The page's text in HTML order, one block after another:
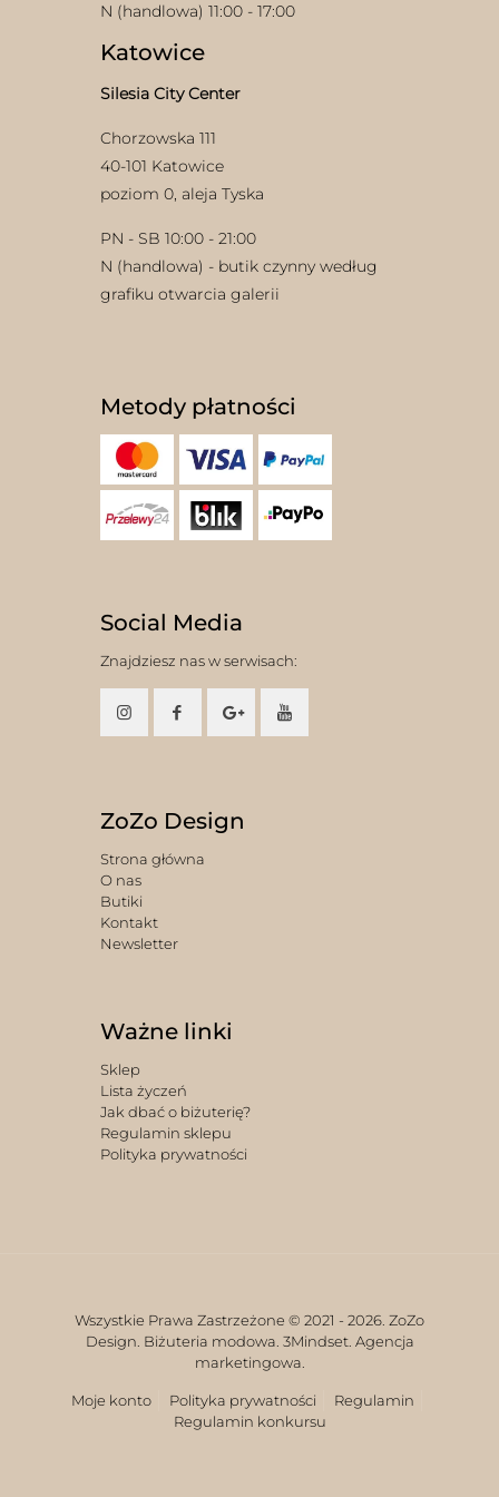
N (handlowa) 11:00 - 17:00
Katowice
Silesia City Center
Chorzowska 111
40-101 Katowice
poziom 0, aleja Tyska
PN - SB 10:00 - 21:00
N (handlowa) - butik czynny według
grafiku otwarcia galerii
Metody płatności
Social Media
Znajdziesz nas w serwisach:
ZoZo Design
Strona główna
O nas
Butiki
Kontakt
Newsletter
Ważne linki
Sklep
Lista życzeń
Jak dbać o biżuterię?
Regulamin sklepu
Polityka prywatności
Wszystkie Prawa Zastrzeżone © 2021 - 2026. ZoZo
Design. Biżuteria modowa. 3Mindset. Agencja
marketingowa.
Moje konto Polityka prywatności
Regulamin
Regulamin konkursu